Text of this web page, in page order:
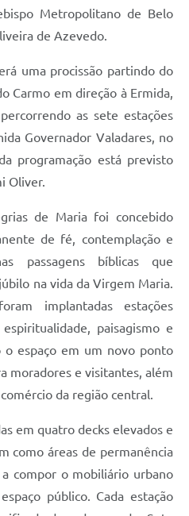
Metropolitano de Belo
de Azevedo.
uma procissão partindo do
Carmo em direção à Ermida,
as sete estações
Governador Valadares, no
programação está previsto
Oliver.
de Maria foi concebido
de fé, contemplação e
passagens bíblicas que
na vida da Virgem Maria.
implantadas estações
paisagismo e
o espaço em um novo ponto
moradores e visitantes, além
da região central.
em quatro decks elevados e
como áreas de permanência
compor o mobiliário urbano
público. Cada estação